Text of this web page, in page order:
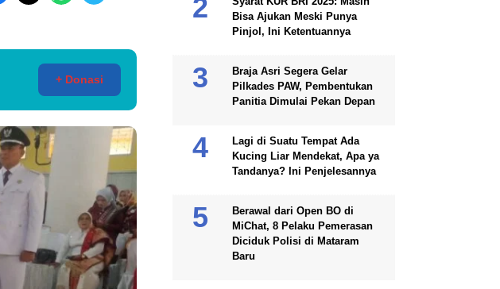
+ Donasi
Bisa Ajukan Meski Punya
Pinjol, Ini Ketentuannya
Braja Asri Segera Gelar
Pilkades PAW, Pembentukan
Panitia Dimulai Pekan Depan
Lagi di Suatu Tempat Ada
Kucing Liar Mendekat, Apa ya
Tandanya? Ini Penjelesannya
Berawal dari Open BO di
MiChat, 8 Pelaku Pemerasan
Diciduk Polisi di Mataram
Baru